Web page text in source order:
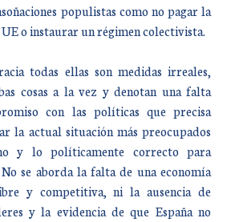
populistas como no pagar la
o instaurar un régimen colectivista.
todas ellas son medidas irreales,
cosas a la vez y denotan una falta
con las políticas que precisa
la actual situación más preocupados
y lo políticamente correcto para
se aborda la falta de una economía
y competitiva, ni la ausencia de
y la evidencia de que España no